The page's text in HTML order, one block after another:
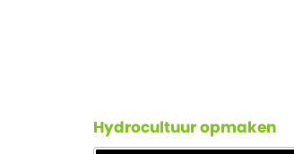
Hydrocultuur opmaken